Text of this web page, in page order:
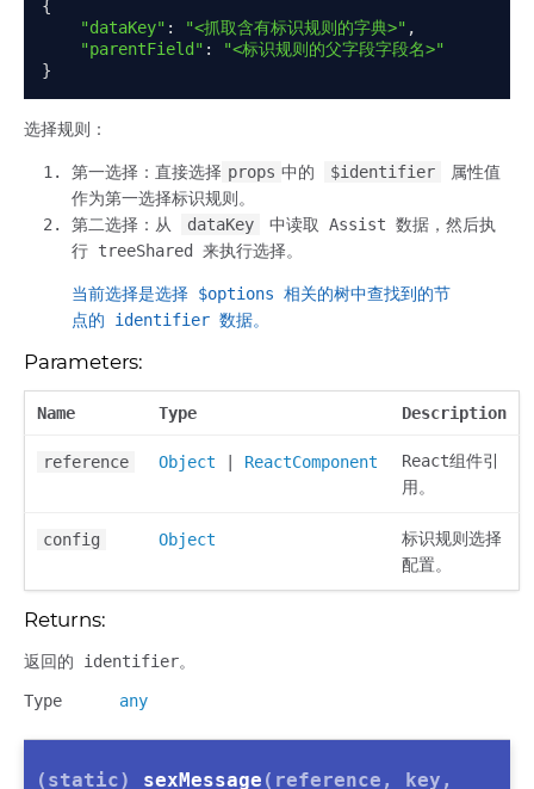
{
"dataKey" : "<抓取含有标识规则的字典>" ,
"parentField" :
"<标识规则的父字段字段名>"
}
选择规则：
第一选择：直接选择 props 中的 $identifier
属性值
作为第一选择标识规则。
第二选择：从
dataKey
中读取 Assist 数据，然后执
行 treeShared 来执行选择。
当前选择是选择 $options 相关的树中查找到的节
点的 identifier 数据。
Parameters:
Name Type Description
reference Object ReactComponent
React组件引
用。
config Object
标识规则选择
配置。
Returns:
返回的 identifier。
Type any
(static) sexMessage (reference, key,